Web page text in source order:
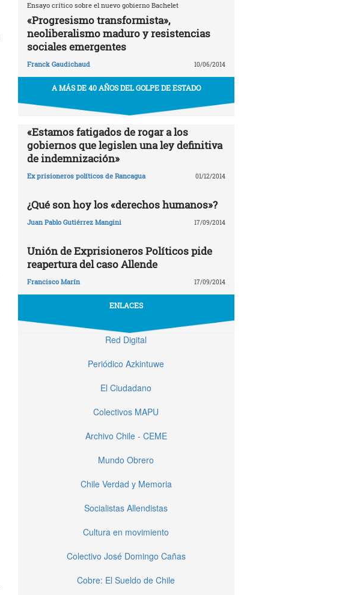
Ensayo crítico sobre el nuevo gobierno Bachelet
«Progresismo transformista»,
neoliberalismo maduro y resistencias
sociales emergentes
Franck Gaudichaud 10/06/2014
A MÁS DE 40 AÑOS DEL GOLPE DE ESTADO
«Estamos fatigados de rogar a los
gobiernos que legislen una ley definitiva
de indemnización»
Ex prisioneros políticos de Rancagua 01/12/2014
¿Qué son hoy los «derechos humanos»?
Juan Pablo Gutiérrez Mangini 17/09/2014
Unión de Exprisioneros Políticos pide
reapertura del caso Allende
Francisco Marín 17/09/2014
ENLACES
Red Digital
Periódico Azkintuwe
El Ciudadano
Colectivos MAPU
Archivo Chile - CEME
Mundo Obrero
Chile Verdad y Memoria
Socialistas Allendistas
Cultura en movimiento
Colectivo José Domingo Cañas
Cobre: El Sueldo de Chile